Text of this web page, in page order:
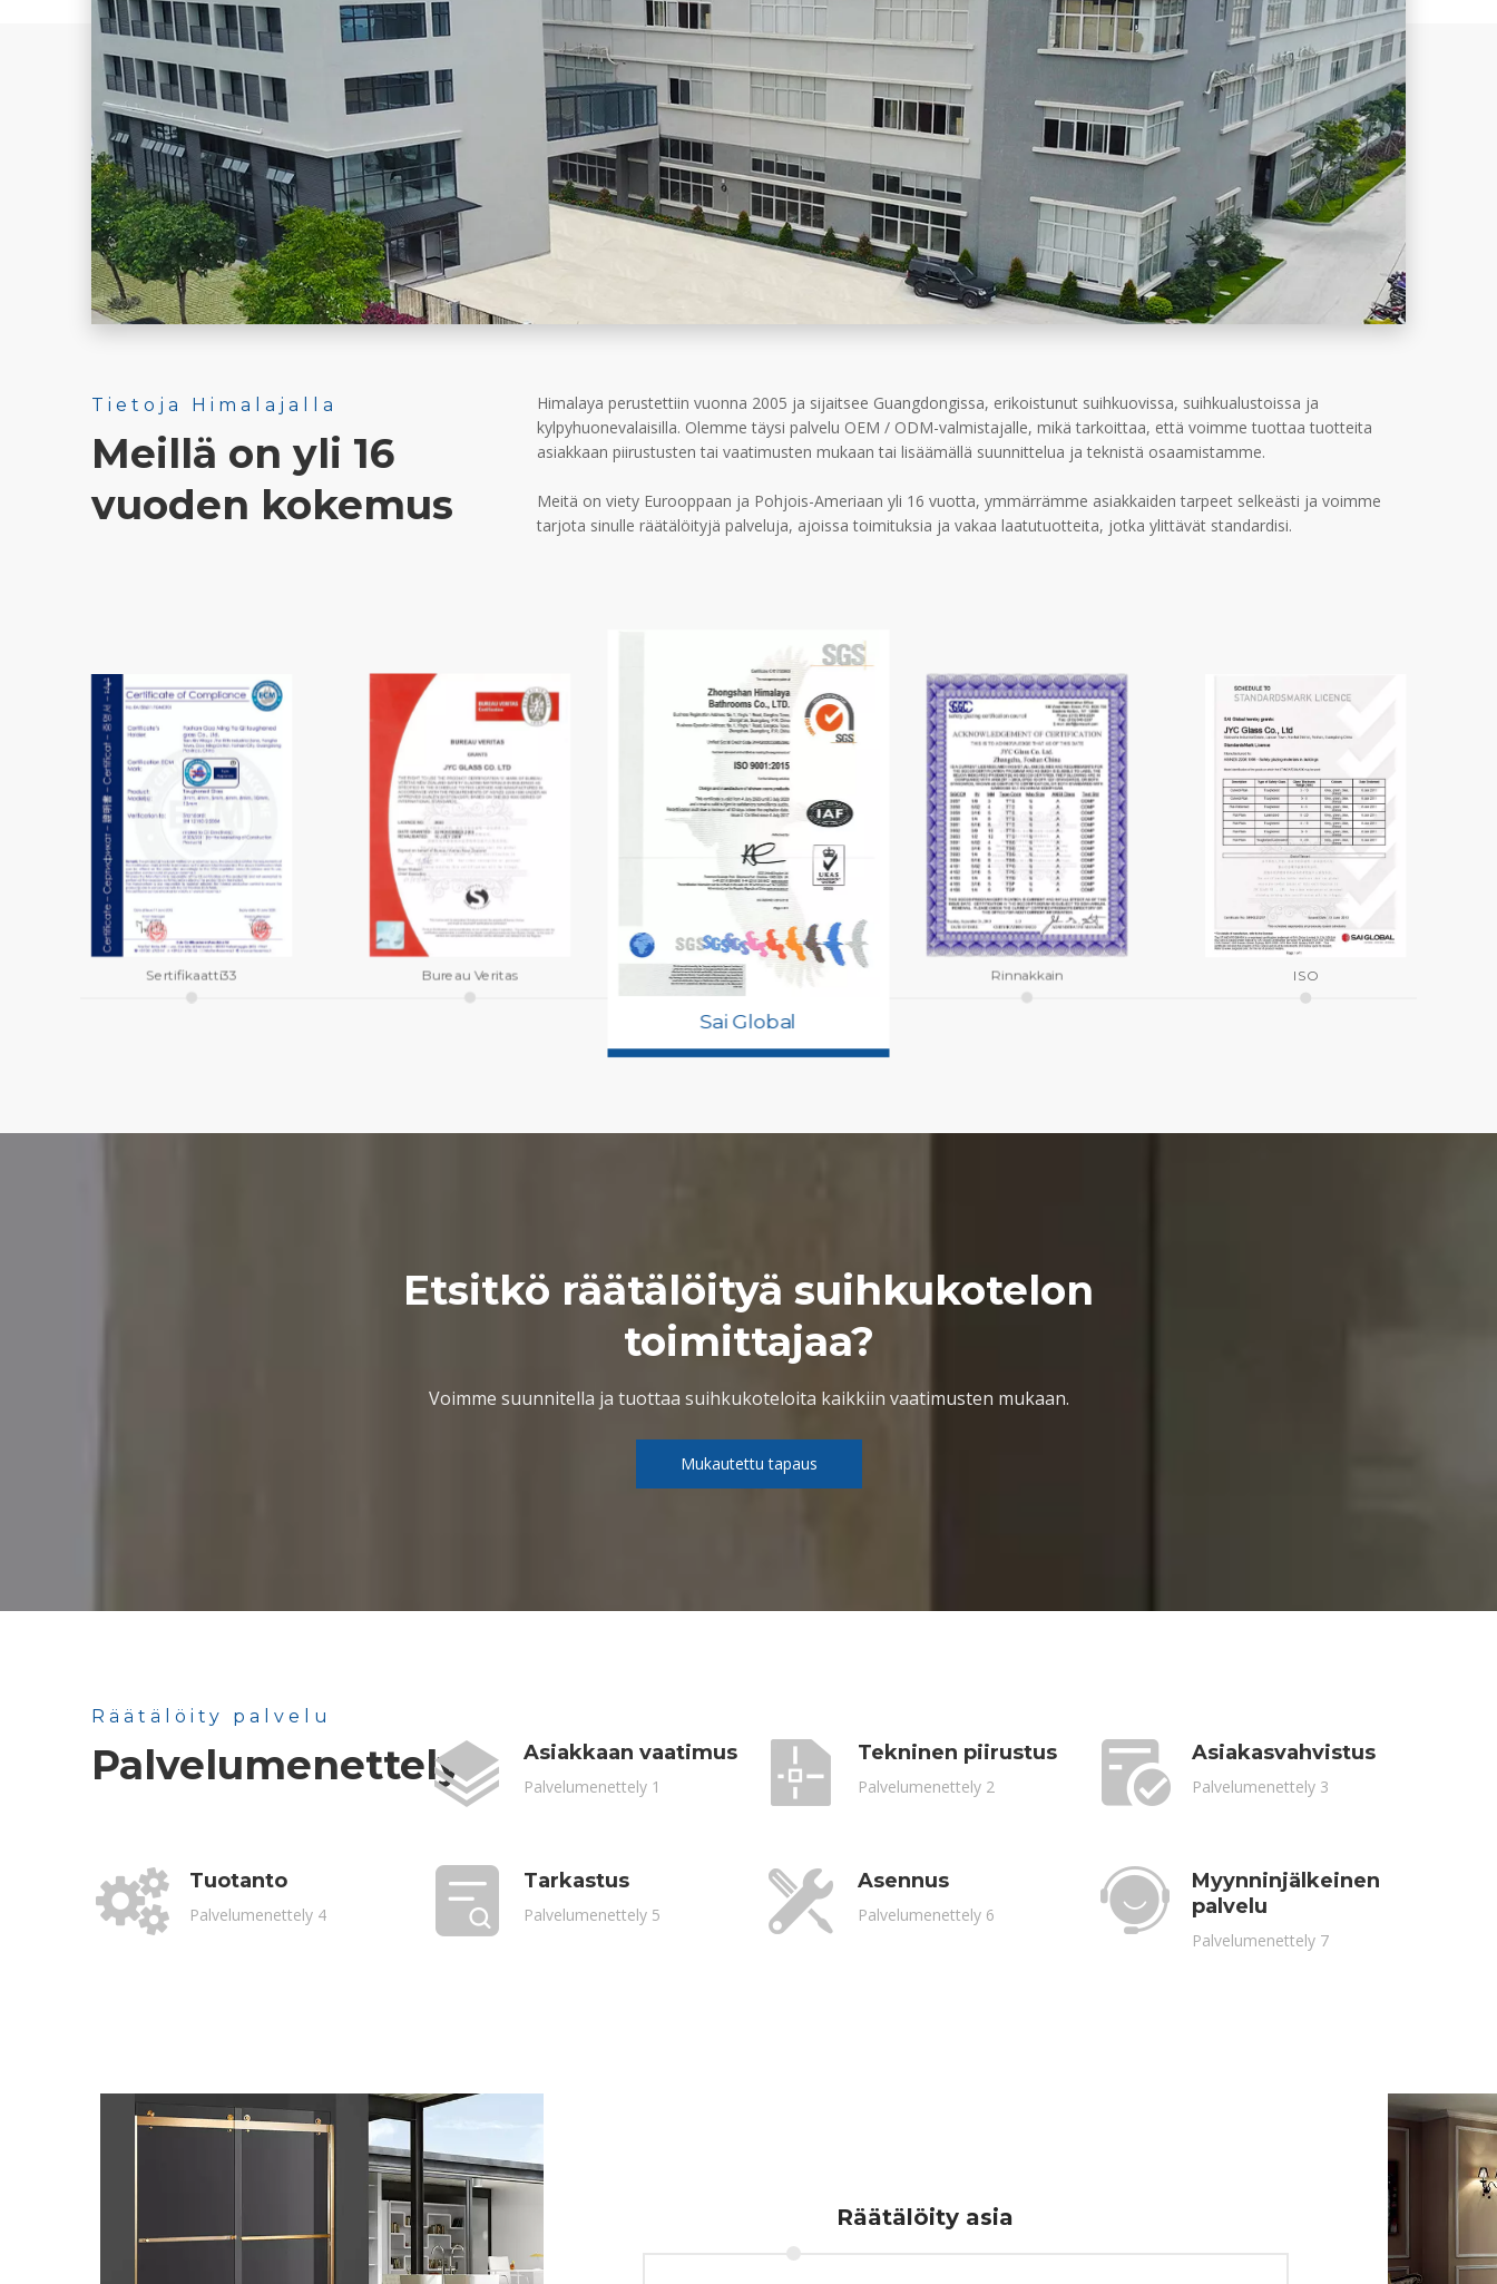
Tietoja Himalajalla
Meillä on yli 16
vuoden kokemus
Himalaya perustettiin vuonna 2005 ja sijaitsee Guangdongissa, erikoistunut suihkuovissa, suihkualustoissa ja
kylpyhuonevalaisilla. Olemme täysi palvelu OEM / ODM-valmistajalle, mikä tarkoittaa, että voimme tuottaa tuotteita
asiakkaan piirustusten tai vaatimusten mukaan tai lisäämällä suunnittelua ja teknistä osaamistamme.
Meitä on viety Eurooppaan ja Pohjois-Ameriaan yli 16 vuotta, ymmärrämme asiakkaiden tarpeet selkeästi ja voimme
tarjota sinulle räätälöityjä palveluja, ajoissa toimituksia ja vakaa laatutuotteita, jotka ylittävät standardisi.
Sertifikaatti33 Bureau Veritas
Sai Global
Rinnakkain ISO
Etsitkö räätälöityä suihkukotelon
toimittajaa?
Voimme suunnitella ja tuottaa suihkukoteloita kaikkiin vaatimusten mukaan.
Mukautettu tapaus
Räätälöity palvelu
Palvelumenettely Asiakkaan vaatimus
Palvelumenettely 1
Tekninen piirustus
Palvelumenettely 2
Asiakasvahvistus
Palvelumenettely 3
Tuotanto
Palvelumenettely 4
Tarkastus
Palvelumenettely 5
Asennus
Palvelumenettely 6
Myynninjälkeinen
palvelu
Palvelumenettely 7
Räätälöity asia